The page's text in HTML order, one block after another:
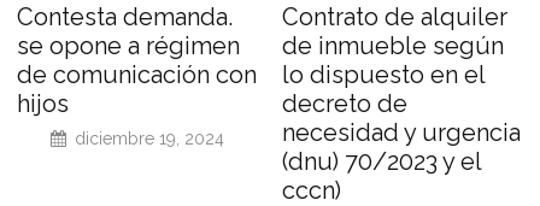
Contesta demanda.
se opone a régimen
de comunicación con
hijos
diciembre 19, 2024
Contrato de alquiler
de inmueble según
lo dispuesto en el
decreto de
necesidad y urgencia
(dnu) 70/2023 y el
cccn)